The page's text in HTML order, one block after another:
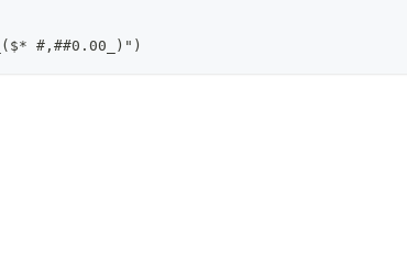
#,##0.00_)")